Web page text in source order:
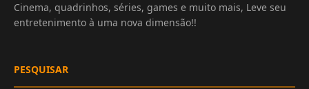
Cinema, quadrinhos, séries, games e muito mais, Leve seu
entretenimento à uma nova dimensão!!
PESQUISAR